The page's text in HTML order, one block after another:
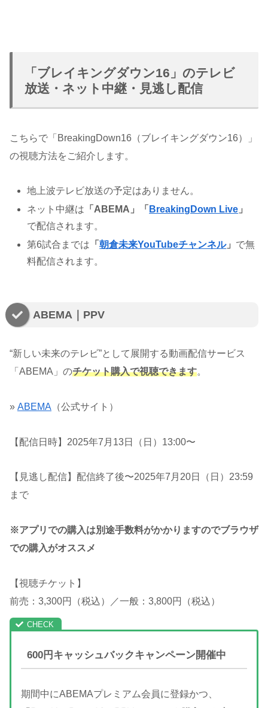
「ブレイキングダウン16」のテレビ
放送・ネット中継・見逃し配信
こちらで「BreakingDown16（ブレイキングダウン16）」
の視聴方法をご紹介します。
地上波テレビ放送の予定はありません。
ネット中継は 「ABEMA」「 BreakingDown Live 」
で配信されます。
第6試合までは 「朝倉未来YouTubeチャンネル」 で無
料配信されます。
ABEMA｜PPV
“新しい未来のテレビ”として展開する動画配信サービス
「ABEMA」のチケット購入で視聴できます。
» ABEMA （公式サイト）
【配信日時】2025年7月13日（日）13:00〜
【見逃し配信】配信終了後〜2025年7月20日（日）23:59
まで
※アプリでの購入は別途手数料がかかりますのでブラウザ
での購入がオススメ
【視聴チケット】
前売：3,300円（税込）／一般：3,800円（税込）
600円キャッシュバックキャンペーン開催中
期間中にABEMAプレミアム会員に登録かつ、